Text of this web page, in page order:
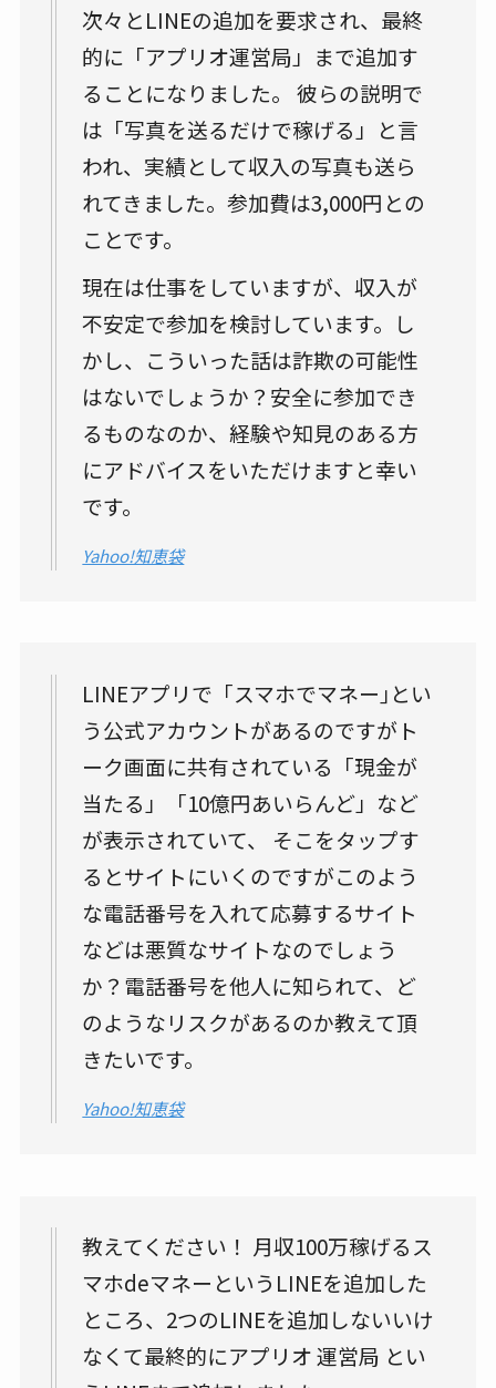
次々とLINEの追加を要求され、最終
的に「アプリオ運営局」まで追加す
ることになりました。 彼らの説明で
は「写真を送るだけで稼げる」と言
われ、実績として収入の写真も送ら
れてきました。参加費は3,000円との
ことです。
現在は仕事をしていますが、収入が
不安定で参加を検討しています。し
かし、こういった話は詐欺の可能性
はないでしょうか？安全に参加でき
るものなのか、経験や知見のある方
にアドバイスをいただけますと幸い
です。
Yahoo!知恵袋
LINEアプリで「スマホでマネー｣とい
う公式アカウントがあるのですがト
ーク画面に共有されている「現金が
当たる」「10億円あいらんど」など
が表示されていて、 そこをタップす
るとサイトにいくのですがこのよう
な電話番号を入れて応募するサイト
などは悪質なサイトなのでしょう
か？電話番号を他人に知られて、ど
のようなリスクがあるのか教えて頂
きたいです。
Yahoo!知恵袋
教えてください！ 月収100万稼げるス
マホdeマネーというLINEを追加した
ところ、2つのLINEを追加しないいけ
なくて最終的にアプリオ 運営局 とい